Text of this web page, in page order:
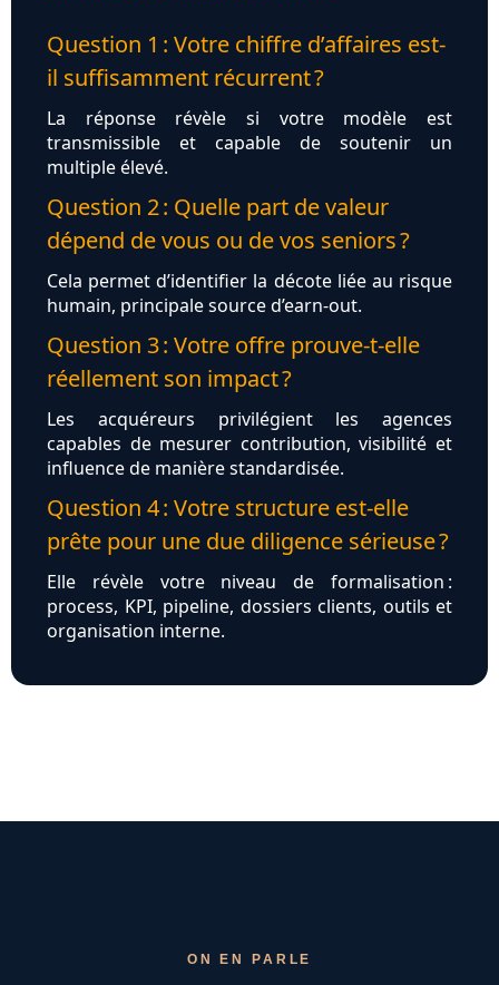
Question 1 : Votre chiffre d’affaires est-
il suffisamment récurrent ?
La réponse révèle si votre modèle est
transmissible et capable de soutenir un
multiple élevé.
Question 2 : Quelle part de valeur
dépend de vous ou de vos seniors ?
Cela permet d’identifier la décote liée au risque
humain, principale source d’earn-out.
Question 3 : Votre offre prouve-t-elle
réellement son impact ?
Les acquéreurs privilégient les agences
capables de mesurer contribution, visibilité et
influence de manière standardisée.
Question 4 : Votre structure est-elle
prête pour une due diligence sérieuse ?
Elle révèle votre niveau de formalisation :
process, KPI, pipeline, dossiers clients, outils et
organisation interne.
ON EN PARLE